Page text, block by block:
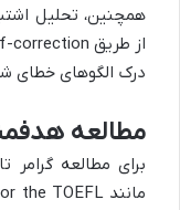
همچنین، تحلیل
درک الگوهای خطای
مطالعه